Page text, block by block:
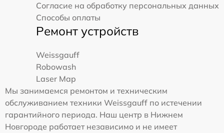
Согласие на обработку персональных данных
Способы оплаты
Ремонт устройств
Weissgauff
Robowash
Laser Map
Мы занимаемся ремонтом и техническим
обслуживанием техники Weissgauff по истечении
гарантийного периода. Наш центр в Нижнем
Новгороде работает независимо и не имеет